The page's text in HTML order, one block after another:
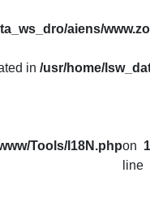
aiens/
in /usr/home/
Tools/I18N.phpon
line